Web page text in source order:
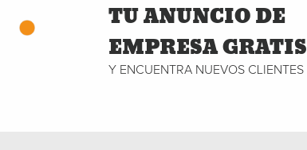
TU ANUNCIO DE
EMPRESA GRATIS
Y ENCUENTRA NUEVOS CLIENTES